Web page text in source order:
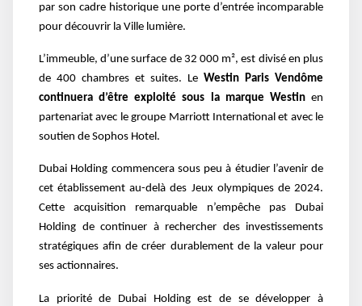
par son cadre historique une porte d’entrée incomparable
pour découvrir la Ville lumière.
L’immeuble, d’une surface de 32 000 m², est divisé en plus
de 400 chambres et suites. Le Westin Paris Vendôme
continuera d’être exploité sous la marque Westinen
partenariat avec le groupe Marriott International et avec le
soutien de Sophos Hotel.
Dubai Holding commencera sous peu à étudier l’avenir de
cet établissement au-delà des Jeux olympiques de 2024.
Cette acquisition remarquable n’empêche pas Dubai
Holding de continuer à rechercher des investissements
stratégiques afin de créer durablement de la valeur pour
ses actionnaires.
La priorité de Dubai Holding est de se développer à